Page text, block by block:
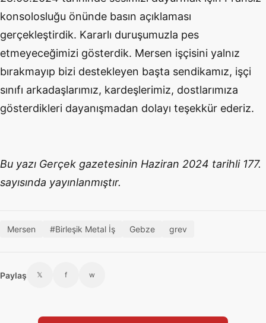
konsolosluğu önünde basın açıklaması
gerçekleştirdik. Kararlı duruşumuzla pes
etmeyeceğimizi gösterdik. Mersen işçisini yalnız
bırakmayıp bizi destekleyen başta sendikamız, işçi
sınıfı arkadaşlarımız, kardeşlerimiz, dostlarımıza
gösterdikleri dayanışmadan dolayı teşekkür ederiz.
Bu yazı Gerçek gazetesinin Haziran 2024 tarihli 177.
sayısında yayınlanmıştır.
Mersen #Birleşik Metal İş Gebze grev
Paylaş 𝕏 f w